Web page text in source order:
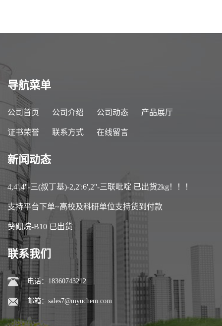
导航菜单
公司首页 公司介绍 公司动态 产品展厅
证书荣誉 联系方式 在线留言
新闻动态
4,4',4''-三(叔丁基)-2,2':6',2''-三联吡啶 已出货2kg！！！
支持平台下单~高校及科研单位支持货到付款
葵硼烷-B10 已出货
联系我们
电话：18360743212
邮箱： sales7@myuchem.com